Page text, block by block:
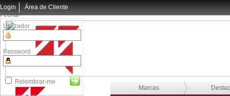
Login
Fechar
Utilizador
Password
Relembrar-me
Área de Cliente
Marcas